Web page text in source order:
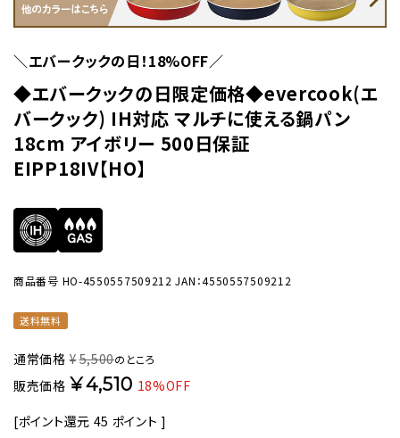
＼エバークックの日！18%OFF／
◆エバークックの日限定価格◆evercook(エ
バークック) IH対応 マルチに使える鍋パン
18cm アイボリー 500日保証
EIPP18IV【HO】
商品番号 HO-4550557509212 JAN：4550557509212
送料無料
通常価格 ¥5,500のところ
販売価格 ¥4,510 18%OFF
[ポイント還元 45 ポイント ]